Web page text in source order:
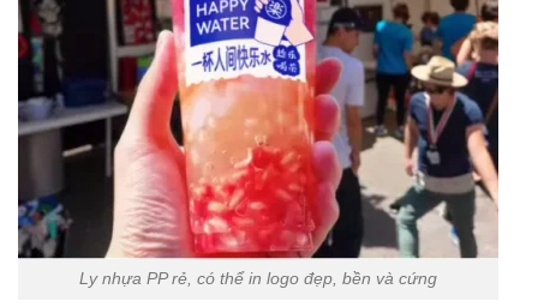
Ly nhựa PP rẻ, có thể in logo đẹp, bền và cứng